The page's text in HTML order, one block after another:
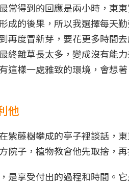
常得到的回應是兩小時，東
成的後果，所以我選擇每天
再度冒新芽，要花更多時間
終雜草長太多，變成沒有能
這樣一處雅致的環境，會想
他
紫藤樹攀成的亭子裡談話，
院子，植物教會他先取捨，
是享受付出的過程和時間。